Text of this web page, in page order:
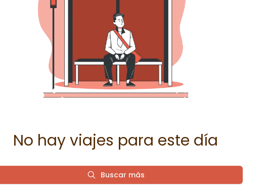
No hay viajes para este día
Buscar más